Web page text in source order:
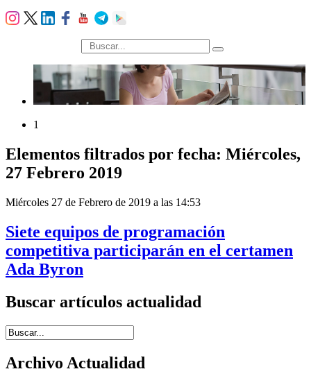
búsqueda
1
Elementos filtrados por fecha: Miércoles,
27 Febrero 2019
Miércoles 27 de Febrero de 2019 a las 14:53
Siete equipos de programación
competitiva participarán en el certamen
Ada Byron
Buscar artículos actualidad
Introduce términos de búsqueda
Archivo Actualidad